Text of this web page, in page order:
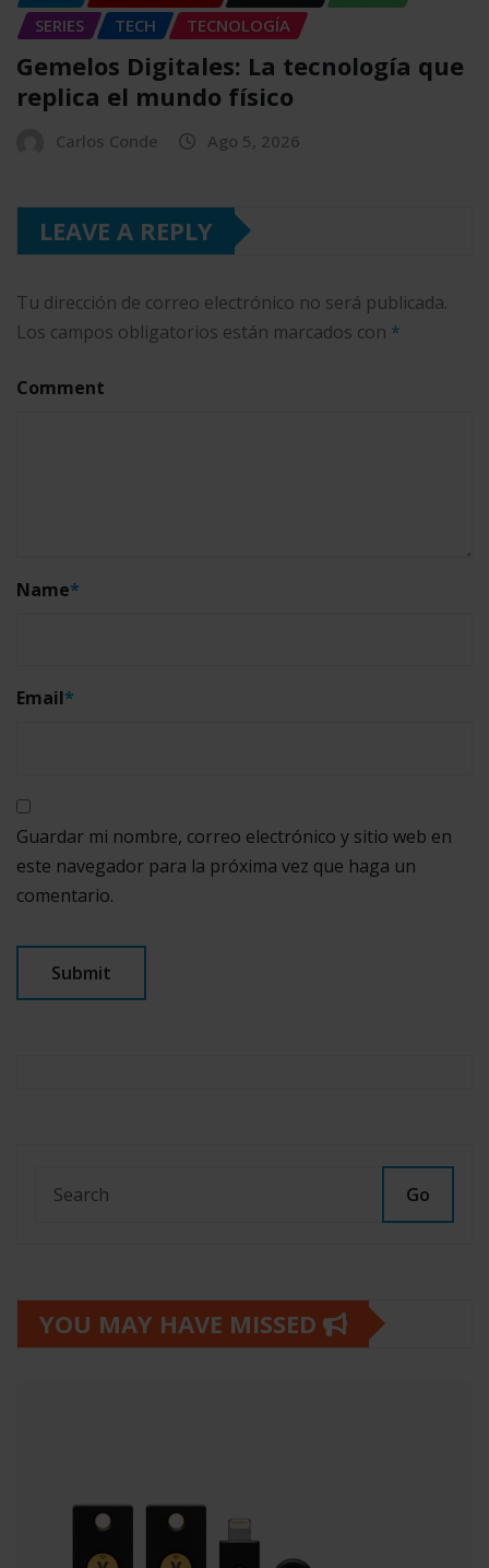
SERIES
TECH TECNOLOGÍA
Gemelos Digitales: La tecnología que
replica el mundo físico
Carlos Conde Ago 5, 2026
LEAVE A REPLY
Tu dirección de correo electrónico no será publicada.
Los campos obligatorios están marcados con *
Comment
Name*
Email*
Guardar mi nombre, correo electrónico y sitio web en
este navegador para la próxima vez que haga un
comentario.
Go
YOU MAY HAVE MISSED